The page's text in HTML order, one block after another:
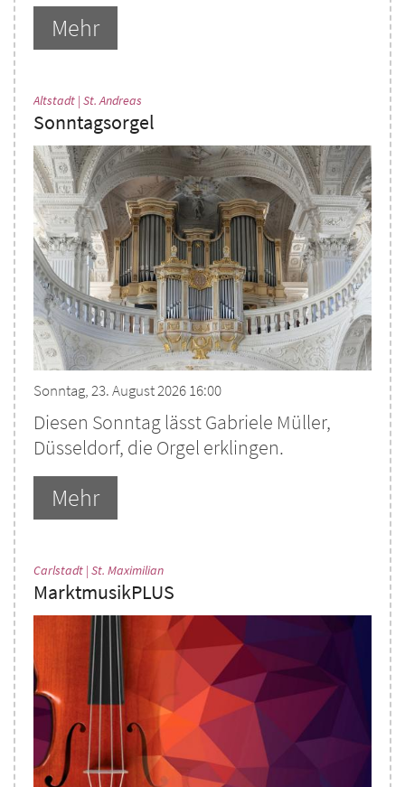
Mehr
Altstadt | St. Andreas
Sonntagsorgel
Sonntag, 23. August 2026 16:00
Diesen Sonntag lässt Gabriele Müller,
Düsseldorf, die Orgel erklingen.
Mehr
Carlstadt | St. Maximilian:
MarktmusikPLUS